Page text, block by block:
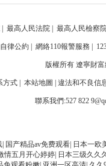
最高人民法院 最高人民檢察
律公約| 網絡110報警服務
版權所有 遼寧財富
式 | 本站地圖 | 違法和不良
聯系我們:527 822
国产精品av免费观看 日本一欧
情五月开心婷婷 日本三级久久